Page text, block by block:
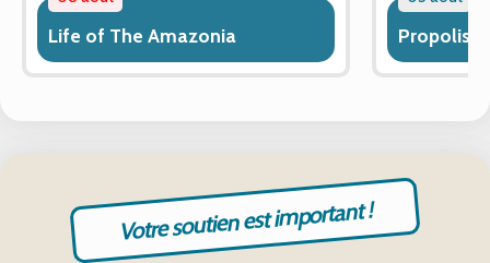
Life of The Amazonia Propolis
Votre soutien est important !